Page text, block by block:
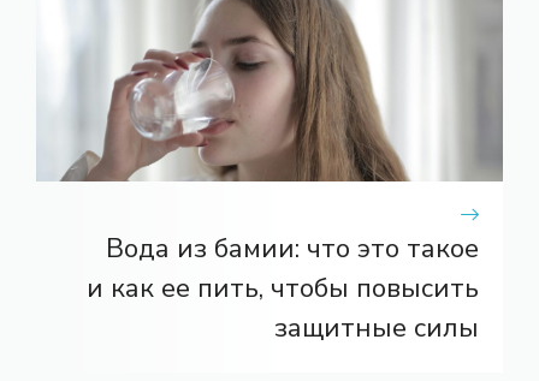
Вода из бамии: что это такое
и как ее пить, чтобы повысить
защитные силы